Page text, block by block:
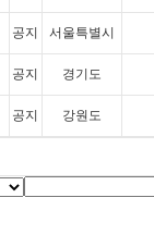
공지 서울특별시
공지 경기도
공지 강원도